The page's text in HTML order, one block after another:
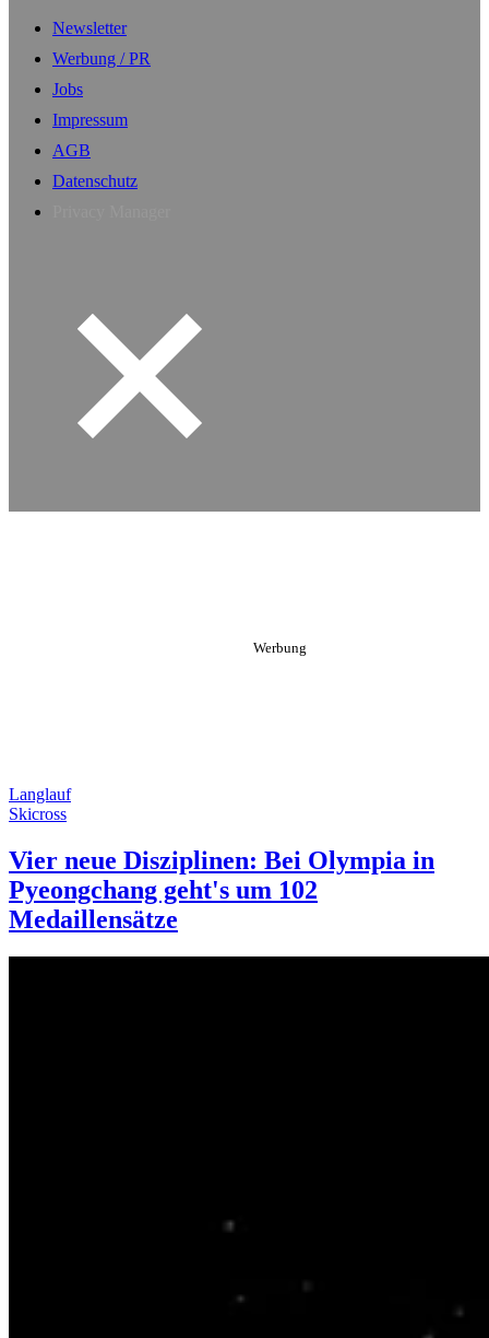
Newsletter
Werbung / PR
Jobs
Impressum
AGB
Datenschutz
Langlauf
Skicross
Vier neue Disziplinen: Bei Olympia in
Pyeongchang geht's um 102
Medaillensätze